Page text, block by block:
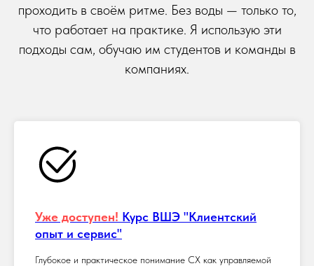
проходить в своём ритме. Без воды — только то,
что работает на практике. Я использую эти
подходы сам, обучаю им студентов и команды в
компаниях.
Уже доступен! Курс ВШЭ "Клиентский
опыт и сервис"
Глубокое и практическое понимание CX как управляемой